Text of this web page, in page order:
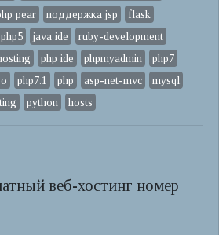
pear поддержка jsp
flask
php5 java ide
ruby-development
php ide phpmyadmin
php7
php7.1 php asp-net-mvc
mysql
python hosts
веб-хостинг номер